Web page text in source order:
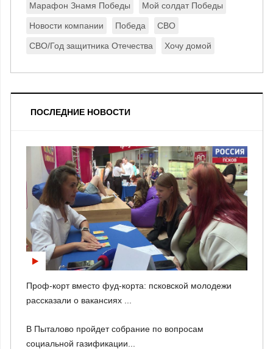
Марафон Знамя Победы Мой солдат Победы
Новости компании Победа СВО
СВО/Год защитника Отечества Хочу домой
ПОСЛЕДНИЕ НОВОСТИ
Проф-корт вместо фуд-корта: псковской молодежи
рассказали о вакансиях ...
В Пыталово пройдет собрание по вопросам
социальной газификации...